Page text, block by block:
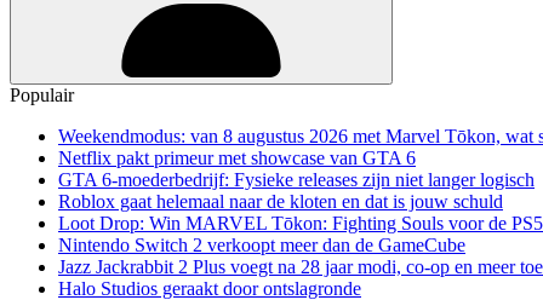
Populair
Weekendmodus: van 8 augustus 2026 met Marvel Tōkon, wat
Netflix pakt primeur met showcase van GTA 6
GTA 6-moederbedrijf: Fysieke releases zijn niet langer logisch
Roblox gaat helemaal naar de kloten en dat is jouw schuld
Loot Drop: Win MARVEL Tōkon: Fighting Souls voor de PS5
Nintendo Switch 2 verkoopt meer dan de GameCube
Jazz Jackrabbit 2 Plus voegt na 28 jaar modi, co-op en meer toe
Halo Studios geraakt door ontslagronde